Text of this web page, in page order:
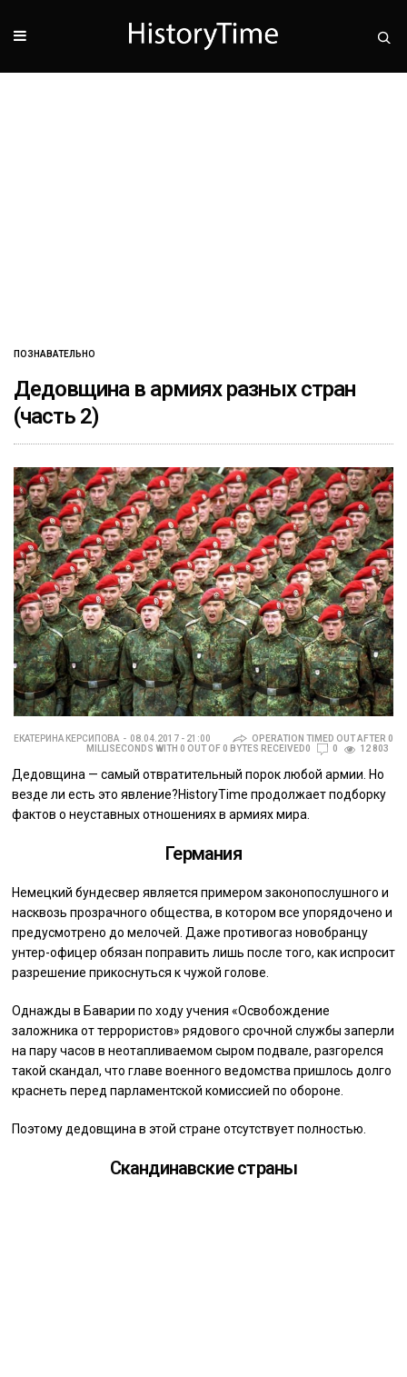
ПОЗНАВАТЕЛЬНО
Дедовщина в армиях разных стран
(часть 2)
ЕКАТЕРИНА КЕРСИПОВА 08.04.2017 - 21:00
OPERATION TIMED OUT AFTER 0
MILLISECONDS WITH 0 OUT OF 0 BYTES RECEIVED0
0 12 803
Дедовщина — самый отвратительный порок любой армии. Но
везде ли есть это явление?HistoryTime продолжает подборку
фактов о неуставных отношениях в армиях мира.
Германия
Немецкий бундесвер является примером законопослушного и
насквозь прозрачного общества, в котором все упорядочено и
предусмотрено до мелочей. Даже противогаз новобранцу
унтер-офицер обязан поправить лишь после того, как испросит
разрешение прикоснуться к чужой голове.
Однажды в Баварии по ходу учения «Освобождение
заложника от террористов» рядового срочной службы заперли
на пару часов в неотапливаемом сыром подвале, разгорелся
такой скандал, что главе военного ведомства пришлось долго
краснеть перед парламентской комиссией по обороне.
Поэтому дедовщина в этой стране отсутствует полностью.
Скандинавские страны